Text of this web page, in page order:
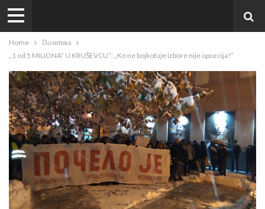
Home
Политика
„1 od 5 MILIONA“ U KRUŠEVCU“: „Ko ne bojkotuje izbore nije opozcija!“